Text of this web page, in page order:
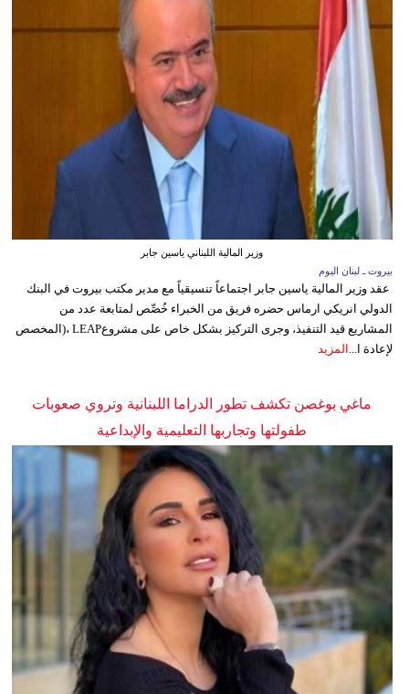
وزير المالية اللبناني ياسين جابر
بيروت ـ لبنان اليوم
عقد وزير المالية ياسين جابر اجتماعاً تنسيقياً مع مدير مكتب بيروت في البنك
الدولي انريكي ارماس حضره فريق من الخبراء خُصِّص لمتابعة عدد من
المشاريع قيد التنفيذ، وجرى التركيز بشكل خاص على مشروعLEAP ،(المخصص
لإعادة ا... المزيد
ماغي بوغصن تكشف تطور الدراما اللبنانية وتروي صعوبات
طفولتها وتجاربها التعليمية والإبداعية